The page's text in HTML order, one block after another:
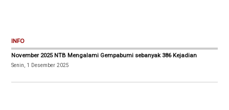
INFO
November 2025 NTB Mengalami Gempabumi sebanyak 386 Kejadian
Senin, 1 Desember 2025